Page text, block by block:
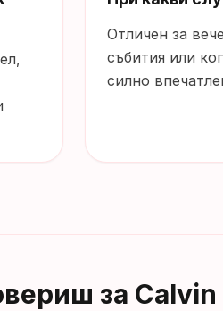
Отличен за
събития или
силно
за